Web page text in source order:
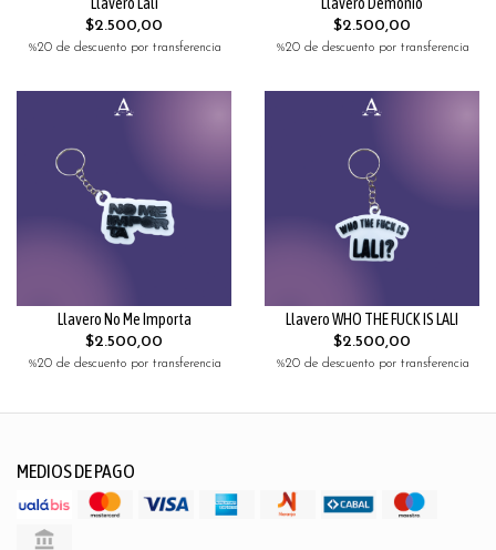
$2.500,00
%20 de descuento por transferencia
$2.500,00
%20 de descuento por transferencia
Llavero No Me Importa
$2.500,00
%20 de descuento por transferencia
Llavero WHO THE FUCK IS LALI
$2.500,00
%20 de descuento por transferencia
MEDIOS DE PAGO